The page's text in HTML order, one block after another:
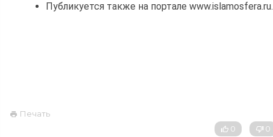
Публикуется также на портале www.islamosfera.ru.
Печать
0
0